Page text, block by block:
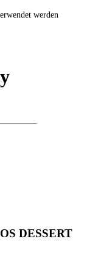
werden
DESSERT